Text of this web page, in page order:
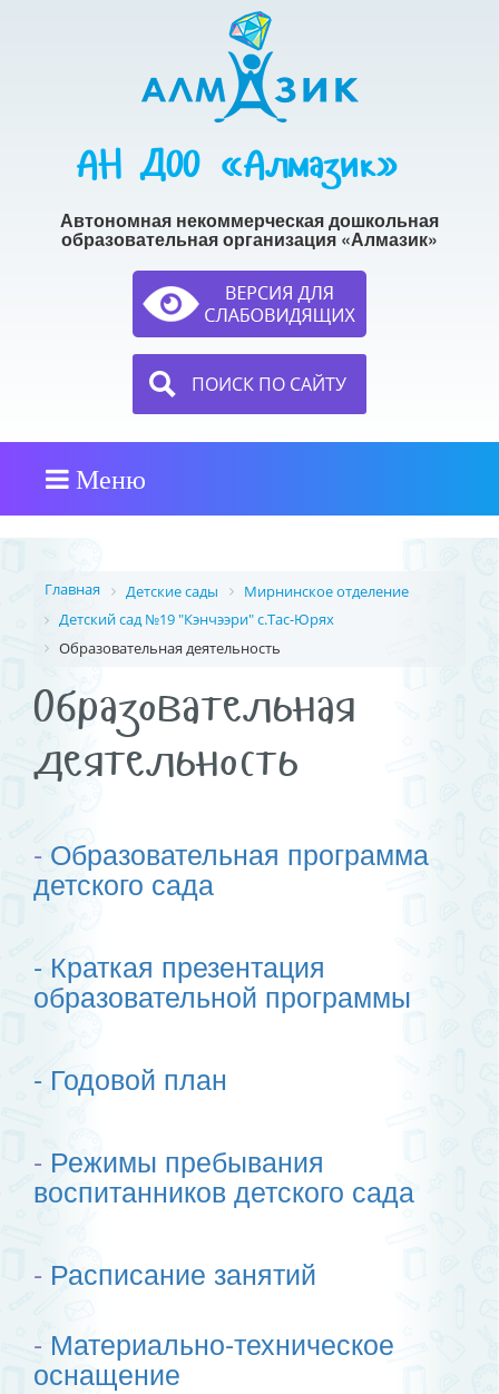
АН ДОО «Алмазик»
Автономная некоммерческая дошкольная
образовательная организация «Алмазик»
ПОИСК ПО САЙТУ
Меню
Главная Детские сады
Мирнинское отделение
Детский сад №19 "Кэнчээри" с.Тас-Юрях
Образовательная деятельность
Образовательная
деятельность
- Образовательная программа
детского сада
- Краткая презентация
образовательной программы
- Годовой план
- Режимы пребывания
воспитанников детского сада
- Расписание занятий
- Материально-техническое
оснащение